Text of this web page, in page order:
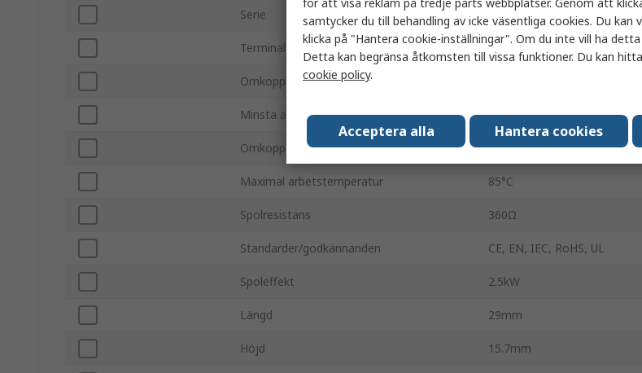
Serie G2RL
Terminaltyp Genomgående hål
Omkopplingsström
Minsta arbetsstemperatur -40°C
Omkoppling AC-spänning 400V ac
Maximal arbetstemperatur 85°C
Spolresistans 360Ω
Standarder/godkännanden CE, EN, IEC, RoHS, UL
Spoleffekt 2.5kW
Längd 29mm
Höjd 15.7mm
samtycker du till behandling av icke väsentliga cookies. Du
klicka på "Hantera cookie-inställningar". Om du inte vill ha detta
Detta kan begränsa åtkomsten till vissa funktioner. Du kan
cookie policy.
Acceptera alla Hantera cookies